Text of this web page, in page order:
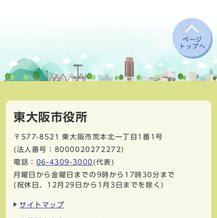
ページ
トップへ
東大阪市役所
〒577-8521
東大阪市荒本北一丁目1番1号
(法人番号：8000020272272)
電話： 06-4309-3000 (代表)
月曜日から金曜日までの9時から17時30分まで
(祝休日、12月29日から1月3日までを除く)
サイトマップ